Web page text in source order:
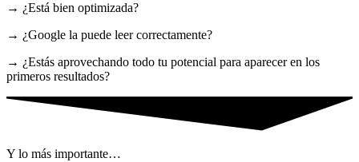
→ ¿Está bien optimizada?
→ ¿Google la puede leer correctamente?
→ ¿Estás aprovechando todo tu potencial para aparecer en los
primeros resultados?
Y lo más importante…